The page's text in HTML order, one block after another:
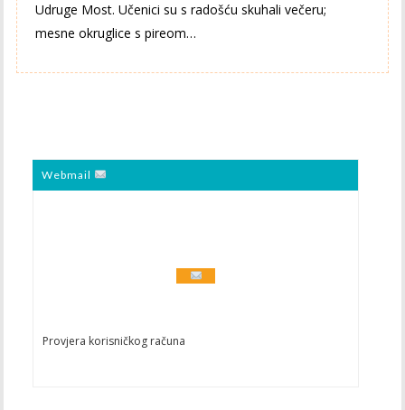
Udruge Most. Učenici su s radošću skuhali večeru;
mesne okruglice s pireom…
Webmail
Provjera korisničkog računa